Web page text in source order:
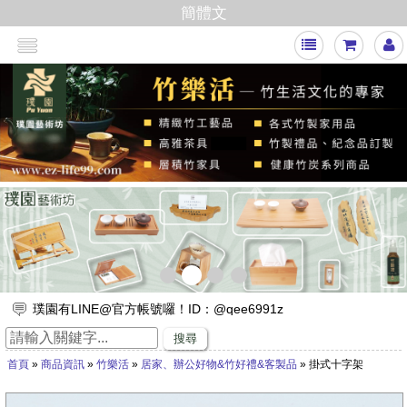
簡體文
< >
璞園有LINE@官方帳號囉！ID：@qee6991z
放假出遊，來竹山璞園享受一趟竹與木化石的自然之旅吧！
竹子的專家，有任何與竹相關的問題歡迎找璞園！
【舒浮沙發】隆重登場
搜尋
首頁» 商品資訊» 竹樂活» 居家、辦公好物&竹好禮&客製品 » 掛式十字架